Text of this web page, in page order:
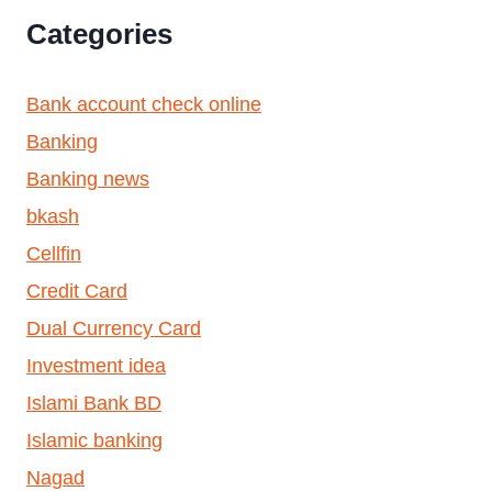
Categories
Bank account check online
Banking
Banking news
bkash
Cellfin
Credit Card
Dual Currency Card
Investment idea
Islami Bank BD
Islamic banking
Nagad